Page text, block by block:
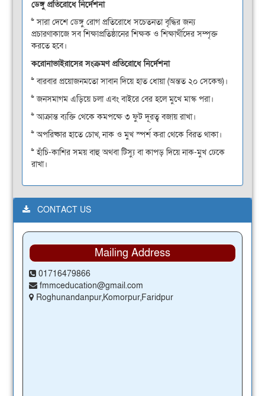
ডেঙ্গু প্রতিরোধে নির্দেশনা
>> সারা দেশে ডেঙ্গু রোগ প্রতিরোধে সচেতনতা বৃদ্ধির জন্য
প্রচারণাকাজে সব শিক্ষাপ্রতিষ্ঠানের শিক্ষক ও শিক্ষার্থীদের সম্পৃক্ত
করতে হবে।
করোনাভাইরাসের সংক্রমণ প্রতিরোধে নির্দেশনা
>> বারবার প্রয়োজনমতো সাবান দিয়ে হাত ধোয়া (অন্তত ২০ সেকেন্ড)।
>> জনসমাগম এড়িয়ে চলা এবং বাইরে বের হলে মুখে মাস্ক পরা।
>> আক্রান্ত ব্যক্তি থেকে কমপক্ষে ৩ ফুট দূরত্ব বজায় রাখা।
>> অপরিষ্কার হাতে চোখ, নাক ও মুখ স্পর্শ করা থেকে বিরত থাকা।
>> হাঁচি-কাশির সময় বাহু অথবা টিস্যু বা কাপড় দিয়ে নাক-মুখ ঢেকে
রাখা।
CONTACT US
Mailing Address
01716479866
fmmceducation@gmail.com
Roghunandanpur,Komorpur,Faridpur